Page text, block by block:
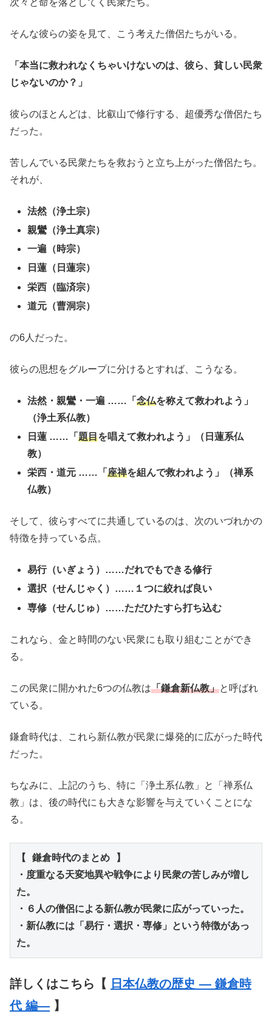
そんな彼らの姿を見て、こう考えた僧侶たちがいる。
「本当に救われなくちゃいけないのは、彼ら、貧しい民衆
じゃないのか？」
彼らのほとんどは、比叡山で修行する、超優秀な僧侶たち
だった。
苦しんでいる民衆たちを救おうと立ち上がった僧侶たち。
それが、
法然（浄土宗）
親鸞（浄土真宗）
一遍（時宗）
日蓮（日蓮宗）
栄西（臨済宗）
道元（曹洞宗）
の6人だった。
彼らの思想をグループに分けるとすれば、こうなる。
法然・親鸞・一遍 ……「念仏を称えて救われよう」
（浄土系仏教）
日蓮 ……「題目を唱えて救われよう」（日蓮系仏
教）
栄西・道元 ……「座禅を組んで救われよう」（禅系
仏教）
そして、彼らすべてに共通しているのは、次のいづれかの
特徴を持っている点。
易行（いぎょう）……だれでもできる修行
選択（せんじゃく）……１つに絞れば良い
専修（せんじゅ）……ただひたすら打ち込む
これなら、金と時間のない民衆にも取り組むことができ
る。
この民衆に開かれた6つの仏教は「鎌倉新仏教」と呼ばれ
ている。
鎌倉時代は、これら新仏教が民衆に爆発的に広がった時代
だった。
ちなみに、上記のうち、特に「浄土系仏教」と「禅系仏
教」は、後の時代にも大きな影響を与えていくことにな
る。
【 鎌倉時代のまとめ 】
・度重なる天変地異や戦争により民衆の苦しみが増し
た。
・６人の僧侶による新仏教が民衆に広がっていった。
・新仏教には「易行・選択・専修」という特徴があっ
た。
詳しくはこちら【 日本仏教の歴史 ― 鎌倉時
代 編― 】